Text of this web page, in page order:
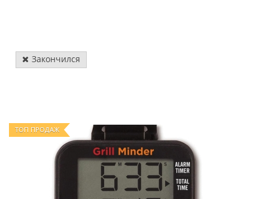
Закончился
ТОП ПРОДАЖ